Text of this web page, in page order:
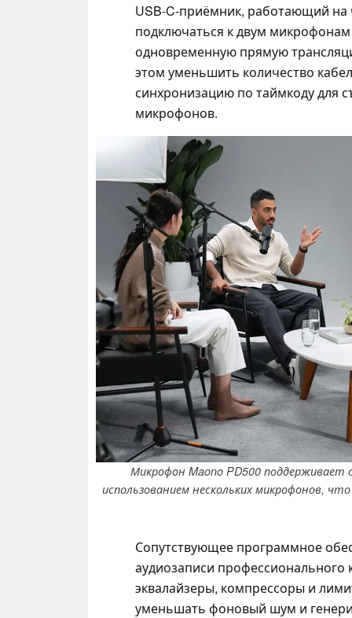
USB-C-приёмник, работающий на
подключаться к двум микрофонам
одновременную прямую
этом уменьшить количество
синхронизацию по таймкоду для
микрофонов.
Микрофон Maono PD500 поддерживает
использованием нескольких микрофонов,
Сопутствующее программное
аудиозаписи профессионального
эквалайзеры, компрессоры и
уменьшать фоновый шум и